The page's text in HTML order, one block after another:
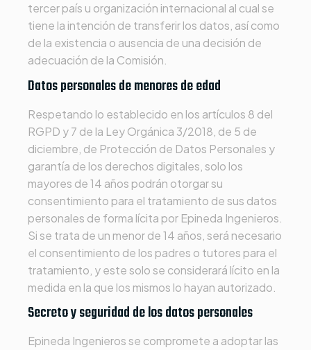
tercer país u organización internacional al cual se
tiene la intención de transferir los datos, así como
de la existencia o ausencia de una decisión de
adecuación de la Comisión.
Datos personales de menores de edad
Respetando lo establecido en los artículos 8 del
RGPD y 7 de la Ley Orgánica 3/2018, de 5 de
diciembre, de Protección de Datos Personales y
garantía de los derechos digitales, solo los
mayores de 14 años podrán otorgar su
consentimiento para el tratamiento de sus datos
personales de forma lícita por Epineda Ingenieros
Si se trata de un menor de 14 años, será necesario
el consentimiento de los padres o tutores para el
tratamiento, y este solo se considerará lícito en la
medida en la que los mismos lo hayan autorizado.
Secreto y seguridad de los datos personales
Epineda Ingenierosse compromete a adoptar las